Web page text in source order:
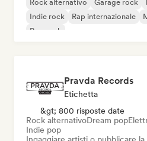
Rock alternativo Garage rock
Indie rock
Rap internazionale
Pop rock
Pravda Records
Etichetta
&gt; 800 risposte date
Rock alternativoDream pop
Indie pop